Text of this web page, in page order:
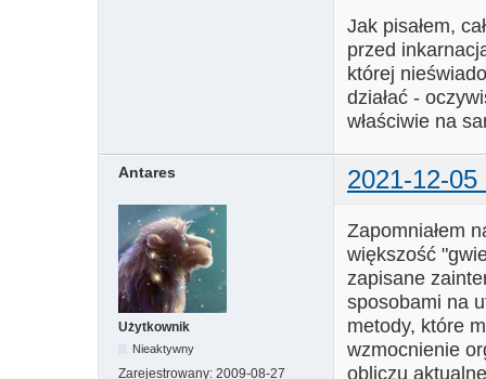
Jak pisałem,
przed
której
działać -
właściwie na
Antares 2021-12-05
Użytkownik
Nieaktywny
Zarejestrowany: 2009-08-27
Zapomniałem
większość
zapisane
sposobami na
metody, które
wzmocnienie
obliczu